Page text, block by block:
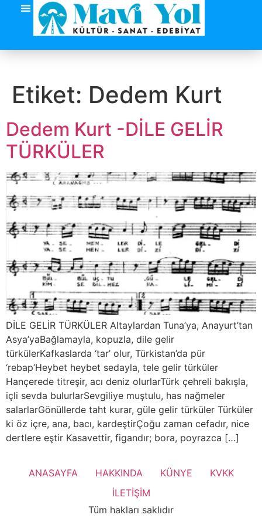
Etiket: Dedem Kurt
Dedem Kurt -DİLE GELİR
TÜRKÜLER
DİLE GELİR TÜRKÜLER Altaylardan Tuna’ya, Anayurt’tan
Asya’yaBağlamayla, kopuzla, dile gelir
türkülerKafkaslarda ‘tar’ olur, Türkistan’da pür
‘rebap’Heybet heybet sedayla, tele gelir türküler
Hançerede titreşir, acı deniz olurlarTürk çehreli bakışla,
içli sevda bulurlarSevgiliye muştulu, has nağmeler
salarlarGönüllerde taht kurar, güle gelir türküler Türküler
ki öz içre, ana, bacı, kardeştirÇoğu zaman cefadır, nice
dertlere eştir Kasavettir, figandır; bora, poyrazca […]
ANASAYFA HAKKINDA KÜNYE
KVKK
İLETİŞİM
Tüm hakları saklıdır